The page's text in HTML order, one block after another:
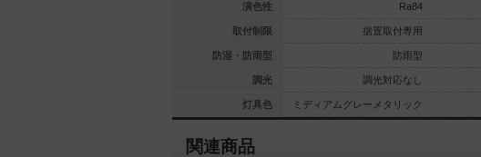
演色性
取付制限
防湿・防雨型
調光
灯具色
据置取付専用
防雨型
Ra84
据置取付専用
防雨型
調光対応なし
ミディアムグレーメタリック
関連商品